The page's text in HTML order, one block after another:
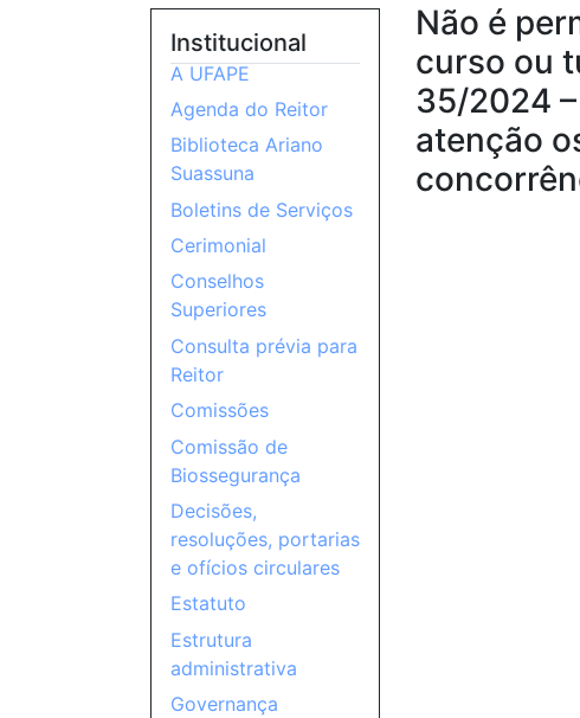
Não é
curso ou
35/2024
atenção
Institucional
A UFAPE
Agenda do Reitor
Biblioteca Ariano
Suassuna
Boletins de Serviços
Cerimonial
Conselhos
Superiores
Consulta prévia para
Reitor
Comissões
Comissão de
Biossegurança
Decisões,
resoluções, portarias
e ofícios circulares
Estatuto
Estrutura
administrativa
Governança